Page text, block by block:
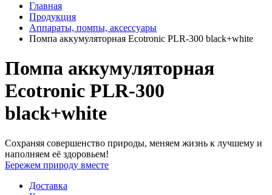
Главная
Продукция
Аппараты, помпы, аксессуары
Помпа аккумуляторная Ecotronic PLR-300 black+white
Помпа аккумуляторная
Ecotronic PLR-300
black+white
Сохраняя совершенство природы, меняем жизнь к лучшему и
наполняем её здоровьем!
Бережем природу вместе
Доставка